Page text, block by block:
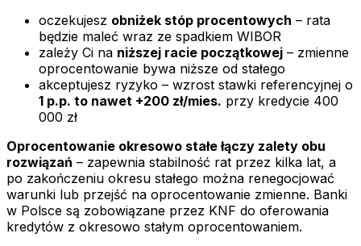
oczekujesz obniżek stóp procentowych – rata
będzie maleć wraz ze spadkiem WIBOR
zależy Ci na niższej racie początkowej – zmienne
oprocentowanie bywa niższe od stałego
akceptujesz ryzyko – wzrost stawki referencyjnej o
1 p.p. to nawet +200 zł/mies. przy kredycie 400
000 zł
Oprocentowanie okresowo stałe łączy zalety obu
rozwiązań – zapewnia stabilność rat przez kilka lat, a
po zakończeniu okresu stałego można renegocjować
warunki lub przejść na oprocentowanie zmienne. Banki
w Polsce są zobowiązane przez KNF do oferowania
kredytów z okresowo stałym oprocentowaniem.